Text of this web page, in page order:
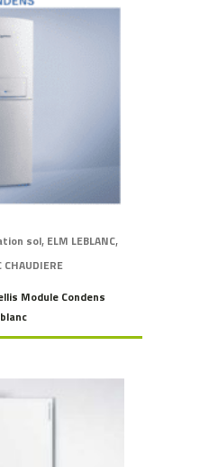
sol, ELM LEBLANC,
CHAUDIERE
Module Condens